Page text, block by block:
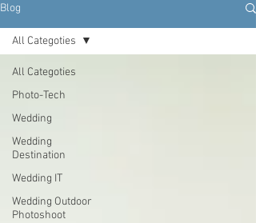
Blog
All Categoties
Photo-Tech
Wedding
Wedding
Destination
Wedding IT
Wedding Outdoor
Photoshoot
All Categoties